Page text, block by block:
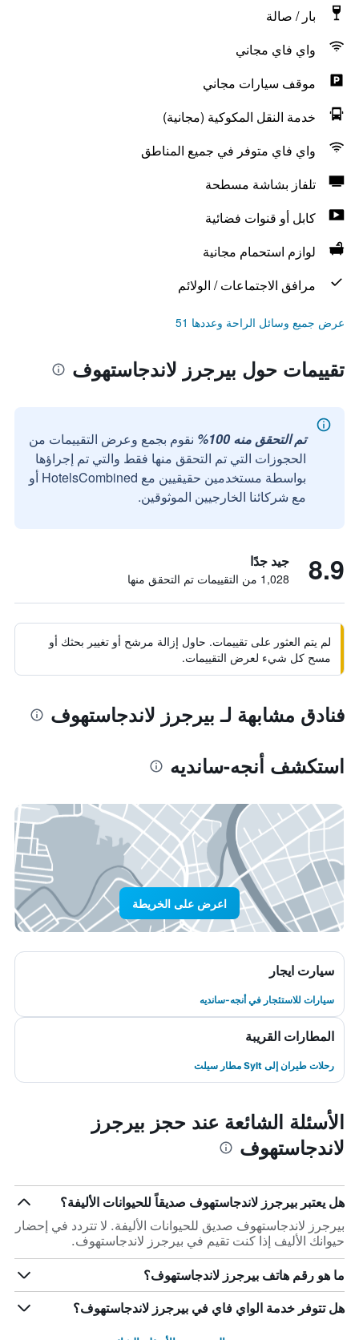
بار / صالة
واي فاي مجاني
موقف سيارات مجاني
خدمة النقل المكوكية (مجانية)
واي فاي متوفر في جميع المناطق
تلفاز بشاشة مسطحة
كابل أو قنوات فضائية
لوازم استحمام مجانية
مرافق الاجتماعات / الولائم
عرض جميع وسائل الراحة وعددها 51
تقييمات حول بيرجرز لاندجاستهوف
تم التحقق منه 100%
نقوم بجمع وعرض التقييمات من
الحجوزات التي تم التحقق منها فقط والتي تم إجراؤها
بواسطة مستخدمين حقيقيين مع HotelsCombined أو
مع شركائنا الخارجيين الموثوقين.
8.9 جيد جدًا
1,028 من التقييمات تم التحقق منها
لم يتم العثور على تقييمات. حاول إزالة مرشح أو تغيير بحثك أو
مسح كل شيء لعرض التقييمات.
فنادق مشابهة لـ بيرجرز لاندجاستهوف
استكشف أنجه-سانديه
اعرض على الخريطة
سيارت ايجار
سيارات للاستئجار في أنجه-سانديه
المطارات القريبة
رحلات طيران إلى Sylt مطار سيلت
الأسئلة الشائعة عند حجز بيرجرز
لاندجاستهوف
هل يعتبر بيرجرز لاندجاستهوف صديقاً للحيوانات الأليفة؟
بيرجرز لاندجاستهوف صديق للحيوانات الأليفة. لا تتردد في إحضار
حيوانك الأليف إذا كنت تقيم في بيرجرز لاندجاستهوف.
ما هو رقم هاتف بيرجرز لاندجاستهوف؟
هل تتوفر خدمة الواي فاي في بيرجرز لاندجاستهوف؟